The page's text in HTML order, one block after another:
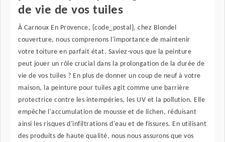
de vie de vos tuiles
À Carnoux En Provence, {code_postal}, chez Blondel
couverture, nous comprenons l'importance de maintenir
votre toiture en parfait état. Saviez-vous que la peinture
peut jouer un rôle crucial dans la prolongation de la durée de
vie de vos tuiles ? En plus de donner un coup de neuf à votre
maison, la peinture pour tuiles agit comme une barrière
protectrice contre les intempéries, les UV et la pollution. Elle
empêche l'accumulation de mousse et de lichen, réduisant
ainsi les risques d'infiltrations d'eau et de fissures. En utilisant
des produits de haute qualité, nous nous assurons que vos